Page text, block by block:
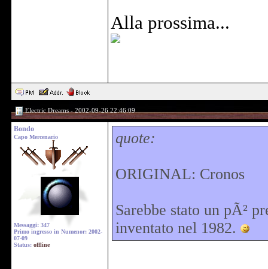
Alla prossima...
Electric Dreams - 2002-09-26 22:46:09
Bondo
Capo Mercenario
Messaggi: 347
Primo ingresso in Numenor: 2002-
07-09
Status: offline
quote:
ORIGINAL: Cronos
Sarebbe stato un pÃ²
inventato nel 1982.